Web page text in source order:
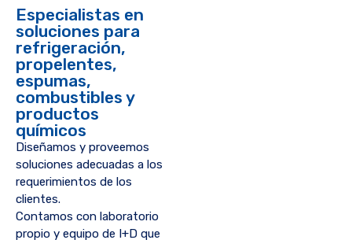
Especialistas en
soluciones para
refrigeración,
propelentes,
espumas,
combustibles y
productos
químicos
Diseñamos y proveemos
soluciones adecuadas a los
requerimientos de los
clientes.
Contamos con laboratorio
propio y equipo de I+D que